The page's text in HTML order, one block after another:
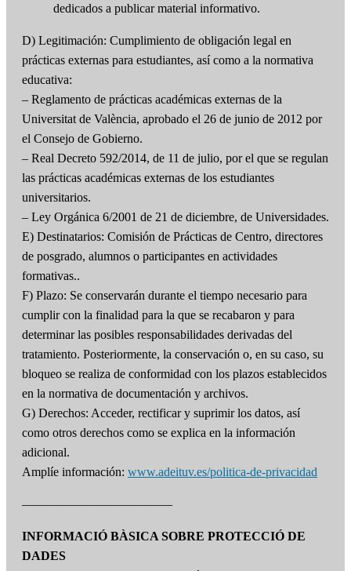
dedicados a publicar material informativo.
D) Legitimación: Cumplimiento de obligación legal en
prácticas externas para estudiantes, así como a la normativa
educativa:
– Reglamento de prácticas académicas externas de la
Universitat de València, aprobado el 26 de junio de 2012 por
el Consejo de Gobierno.
– Real Decreto 592/2014, de 11 de julio, por el que se regulan
las prácticas académicas externas de los estudiantes
universitarios.
– Ley Orgánica 6/2001 de 21 de diciembre, de Universidades.
E) Destinatarios: Comisión de Prácticas de Centro, directores
de posgrado, alumnos o participantes en actividades
formativas..
F) Plazo: Se conservarán durante el tiempo necesario para
cumplir con la finalidad para la que se recabaron y para
determinar las posibles responsabilidades derivadas del
tratamiento. Posteriormente, la conservación o, en su caso, su
bloqueo se realiza de conformidad con los plazos establecidos
en la normativa de documentación y archivos.
G) Derechos: Acceder, rectificar y suprimir los datos, así
como otros derechos como se explica en la información
adicional.
Amplíe información: www.adeituv.es/politica-de-privacidad
————————————
INFORMACIÓ BÀSICA SOBRE PROTECCIÓ DE
DADES